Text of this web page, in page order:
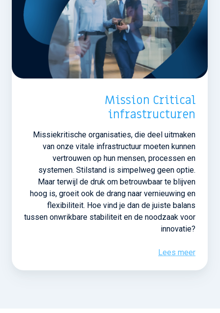
Mission Critical
infrastructuren
Missiekritische organisaties, die deel uitmaken
van onze vitale infrastructuur moeten kunnen
vertrouwen op hun mensen, processen en
systemen. Stilstand is simpelweg geen optie.
Maar terwijl de druk om betrouwbaar te blijven
hoog is, groeit ook de drang naar vernieuwing en
flexibiliteit. Hoe vind je dan de juiste balans
tussen onwrikbare stabiliteit en de noodzaak voor
innovatie?
Lees meer